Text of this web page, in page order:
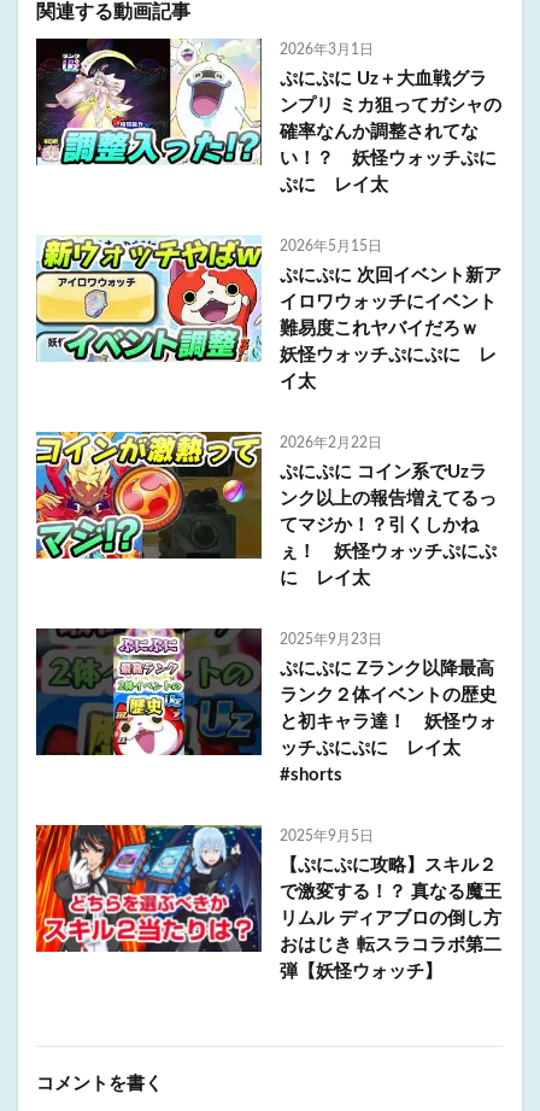
関連する動画記事
2026年3月1日
ぷにぷに Uz＋大血戦グラ
ンプリ ミカ狙ってガシャの
確率なんか調整されてな
い！？ 妖怪ウォッチぷに
ぷに レイ太
2026年5月15日
ぷにぷに 次回イベント新ア
イロワウォッチにイベント
難易度これヤバイだろｗ
妖怪ウォッチぷにぷに レ
イ太
2026年2月22日
ぷにぷに コイン系でUzラ
ンク以上の報告増えてるっ
てマジか！？引くしかね
ぇ！ 妖怪ウォッチぷにぷ
に レイ太
2025年9月23日
ぷにぷに Zランク以降最高
ランク２体イベントの歴史
と初キャラ達！ 妖怪ウォ
ッチぷにぷに レイ太
#shorts
2025年9月5日
【ぷにぷに攻略】スキル２
で激変する！？ 真なる魔王
リムル ディアブロの倒し方
おはじき 転スラコラボ第二
弾【妖怪ウォッチ】
コメントを書く